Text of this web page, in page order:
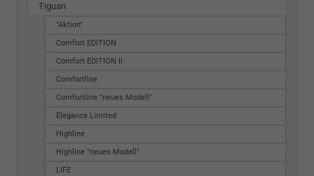
Tiguan
"Aktion"
Comfort EDITION
Comfort EDITION II
Comfortline
Comfortline "neues Modell"
Elegance Limited
Highline
Highline "neues Modell"
LIFE